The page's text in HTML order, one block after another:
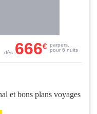
dès 666€ parpers.
pour 6 nuits